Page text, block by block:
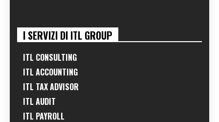
I SERVIZI DI ITL GROUP
ITL CONSULTING
ITL ACCOUNTING
ITL TAX ADVISOR
ITL AUDIT
ITL PAYROLL